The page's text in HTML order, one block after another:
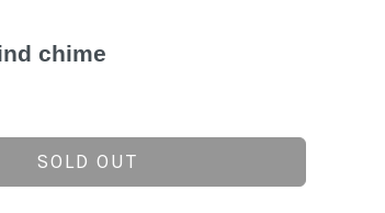
chime
SOLD OUT